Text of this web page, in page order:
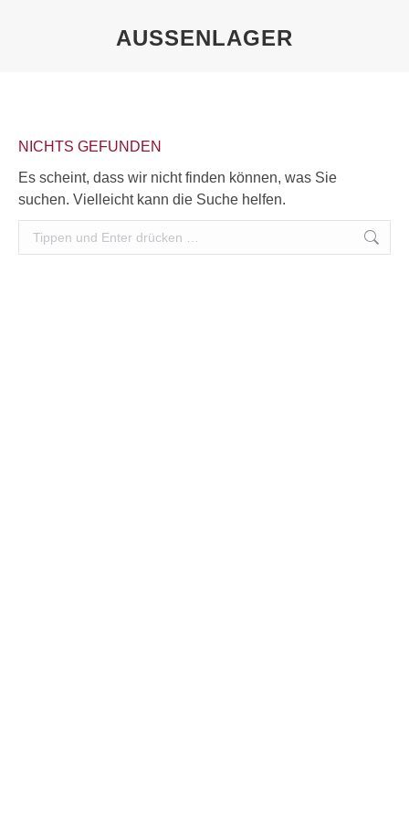
AUSSENLAGER
NICHTS GEFUNDEN
Es scheint, dass wir nicht finden können, was Sie
suchen. Vielleicht kann die Suche helfen.
Search: